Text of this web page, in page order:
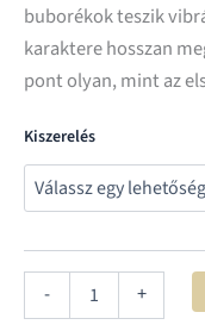
buborékok teszik
karaktere hosszan
pont olyan, mint az
Kiszerelés
- +